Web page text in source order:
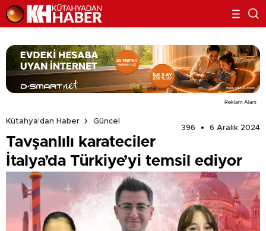
Reklam Alanı
Kütahya'dan Haber
Güncel
396
6 Aralık 2024
Tavşanlılı karateciler
İtalya’da Türkiye’yi temsil ediyor